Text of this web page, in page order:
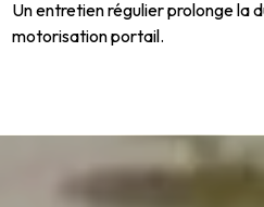
Un entretien régulier prolonge la
motorisation portail.